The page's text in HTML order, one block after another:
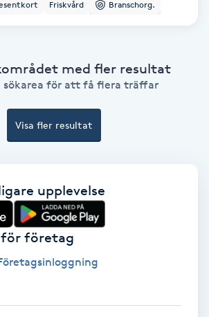
Friskvård Branschorg.
med fler resultat
sökarea för att få flera träffar
Visa fler resultat
upplevelse
företag